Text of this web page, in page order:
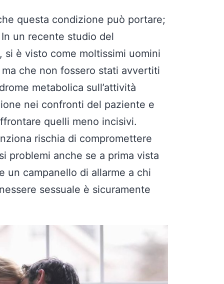
questa condizione può portare;
un recente studio del
si è visto come moltissimi uomini
che non fossero stati avvertiti
metabolica sull’attività
nei confronti del paziente e
quelli meno incisivi.
rischia di compromettere
problemi anche se a prima vista
un campanello di allarme a chi
sessuale è sicuramente